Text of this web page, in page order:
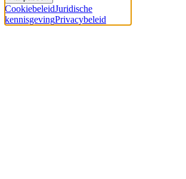
CookiebeleidJuridische
kennisgevingPrivacybeleid